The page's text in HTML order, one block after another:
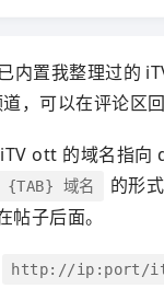
内置我整理过的
，可以在评论区
ott 的域名指向
域名 的形
子后面。
http://ip:port/